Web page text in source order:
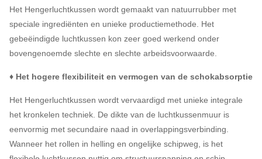
Het Hengerluchtkussen wordt gemaakt van natuurrubber met
speciale ingrediënten en unieke productiemethode. Het
gebeëindigde luchtkussen kon zeer goed werkend onder
bovengenoemde slechte en slechte arbeidsvoorwaarde.
♦ Het hogere flexibiliteit en vermogen van de schokabsorptie
Het Hengerluchtkussen wordt vervaardigd met unieke integrale
het kronkelen techniek. De dikte van de luchtkussenmuur is
eenvormig met secundaire naad in overlappingsverbinding.
Wanneer het rollen in helling en ongelijke schipweg, is het